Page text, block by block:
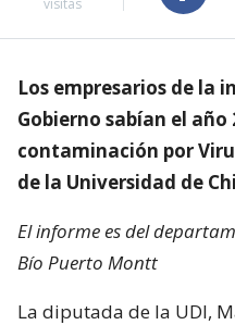
visitas
Los empresarios de la
Gobierno sabían el año
contaminación por
de la Universidad de
El informe es del
Bío Puerto Montt
La diputada de la UDI,